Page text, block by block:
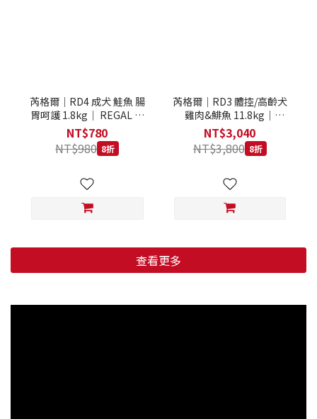
芮格爾｜RD4 成犬 鮭魚 腸
胃呵護 1.8kg｜ REGAL 天
然犬糧 狗飼料
NT$780
NT$980 8折
芮格爾｜RD3 體控/高齡犬
雞肉&鯡魚 11.8kg｜
REGAL 天然犬糧 狗飼料
NT$3,040
NT$3,800 8折
查看更多